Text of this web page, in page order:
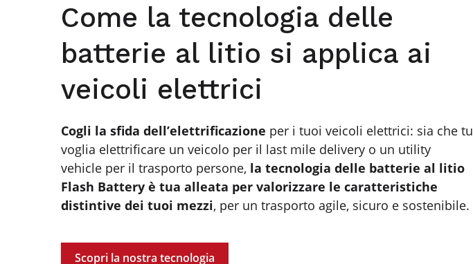
Come la tecnologia delle
batterie al litio si applica ai
veicoli elettrici
Cogli la sfida dell’elettrificazione per i tuoi veicoli elettrici: sia che tu
voglia elettrificare un veicolo per il last mile delivery o un utility
vehicle per il trasporto persone, la tecnologia delle batterie al litio
Flash Battery è tua alleata per valorizzare le caratteristiche
distintive dei tuoi mezzi, per un trasporto agile, sicuro e sostenibile.
Scopri la nostra tecnologia